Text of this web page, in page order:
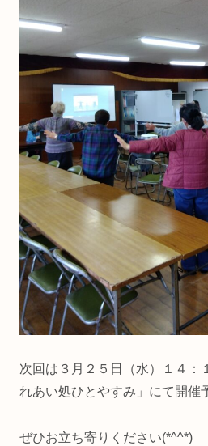
次回は３月２５日（水）１４
れあい処ひとやすみ」にて開催
ぜひお立ち寄りください(*^^*)